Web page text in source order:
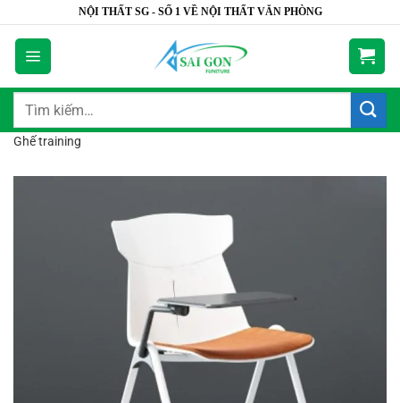
dung
NỘI THẤT SG - SỐ 1 VỀ NỘI THẤT VĂN PHÒNG
Tìm
Ghế training